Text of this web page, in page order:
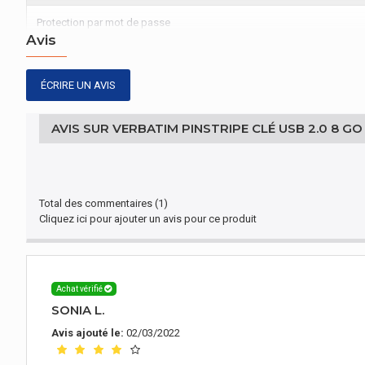
Protection par mot de passe
CARTON EXTERNE
Hauteur (carton externe)
Longueur (carton/ externe)
DESIGN
Avis
ÉCRIRE UN AVIS
AVIS SUR VERBATIM PINSTRIPE CLÉ USB 2.0 8 GO
Total des commentaires (1)
Cliquez ici pour ajouter un avis pour ce produit
Achat vérifié
SONIA L.
Avis ajouté le: 02/03/2022